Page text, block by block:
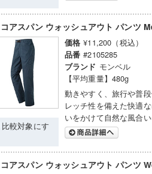
コアスパン ウォッシュアウト パンツ
比較対象にす
価格 ¥11,200（税込）
品番 #2105285
ブランド モンベル
【平均重量】480g
動きやすく、旅行や普
レッチ性を備えた快適
いをかけて自然な風合い
コアスパン ウォッシュアウト パンツ